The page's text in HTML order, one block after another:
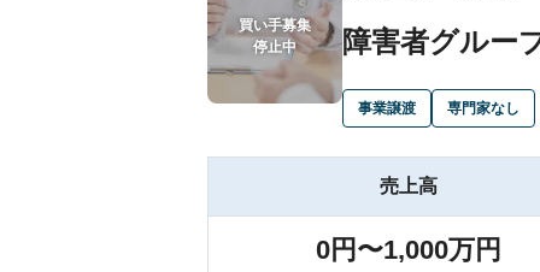
買い手募集
停止中
障害者グル
事業譲渡 専門家なし
売上高
0円〜1,000万円